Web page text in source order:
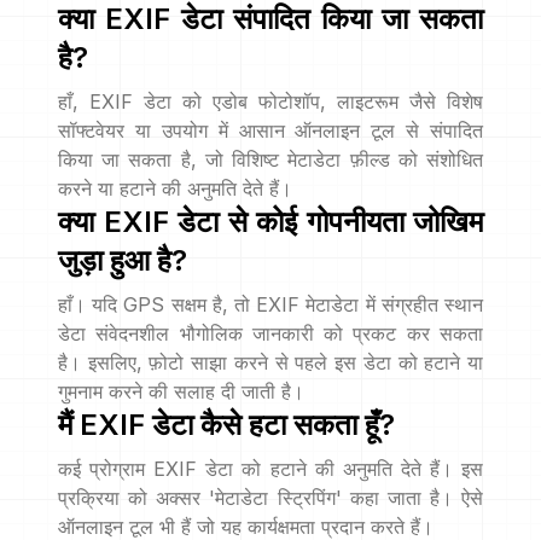
क्या EXIF डेटा संपादित किया जा सकता
है?
हाँ, EXIF डेटा को एडोब फोटोशॉप, लाइटरूम जैसे विशेष
सॉफ्टवेयर या उपयोग में आसान ऑनलाइन टूल से संपादित
किया जा सकता है, जो विशिष्ट मेटाडेटा फ़ील्ड को संशोधित
करने या हटाने की अनुमति देते हैं।
क्या EXIF डेटा से कोई गोपनीयता जोखिम
जुड़ा हुआ है?
हाँ। यदि GPS सक्षम है, तो EXIF मेटाडेटा में संग्रहीत स्थान
डेटा संवेदनशील भौगोलिक जानकारी को प्रकट कर सकता
है। इसलिए, फ़ोटो साझा करने से पहले इस डेटा को हटाने या
गुमनाम करने की सलाह दी जाती है।
मैं EXIF डेटा कैसे हटा सकता हूँ?
कई प्रोग्राम EXIF डेटा को हटाने की अनुमति देते हैं। इस
प्रक्रिया को अक्सर 'मेटाडेटा स्ट्रिपिंग' कहा जाता है। ऐसे
ऑनलाइन टूल भी हैं जो यह कार्यक्षमता प्रदान करते हैं।